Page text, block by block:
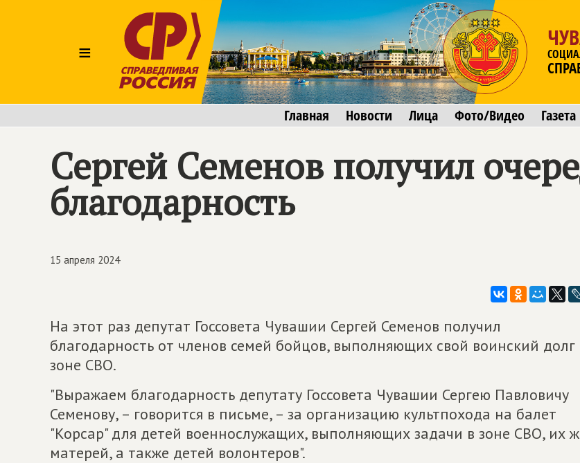
≡
Главная Новости Лица Фото/Видео Газета
Сергей Семенов получил
благодарность
15 апреля 2024
На этот раз депутат Госсовета Чувашии Сергей Семенов получил
благодарность от членов семей бойцов, выполняющих свой воинский долг
зоне СВО.
"Выражаем благодарность депутату Госсовета Чувашии Сергею Павловичу
Семенову, – говорится в письме, – за организацию культпохода на балет
"Корсар" для детей военнослужащих, выполняющих задачи в зоне СВО, их
матерей, а также детей волонтеров".